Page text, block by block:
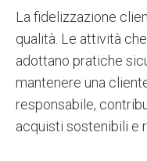
La fidelizzazione
qualità. Le attività
adottano pratiche
mantenere una
responsabile,
acquisti sostenibili e